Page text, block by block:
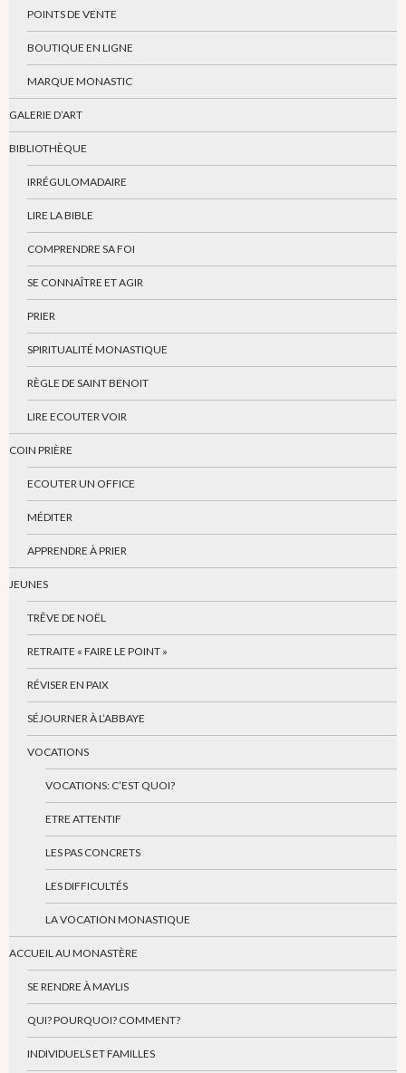
POINTS DE VENTE
BOUTIQUE EN LIGNE
MARQUE MONASTIC
GALERIE D’ART
BIBLIOTHÈQUE
IRRÉGULOMADAIRE
LIRE LA BIBLE
COMPRENDRE SA FOI
SE CONNAÎTRE ET AGIR
PRIER
SPIRITUALITÉ MONASTIQUE
RÈGLE DE SAINT BENOIT
LIRE ECOUTER VOIR
COIN PRIÈRE
ECOUTER UN OFFICE
MÉDITER
APPRENDRE À PRIER
JEUNES
TRÊVE DE NOËL
RETRAITE « FAIRE LE POINT »
RÉVISER EN PAIX
SÉJOURNER À L’ABBAYE
VOCATIONS
VOCATIONS: C’EST QUOI?
ETRE ATTENTIF
LES PAS CONCRETS
LES DIFFICULTÉS
LA VOCATION MONASTIQUE
ACCUEIL AU MONASTÈRE
SE RENDRE À MAYLIS
QUI? POURQUOI? COMMENT?
INDIVIDUELS ET FAMILLES